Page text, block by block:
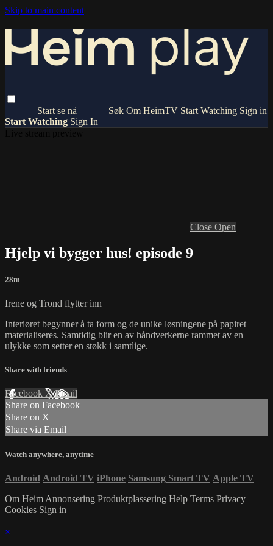
Skip to main content
Om HeimTV Start Watching Sign in
Start Watching Sign In
Close Open
Hjelp vi bygger hus! episode 9
28m
Irene og Trond flytter inn
Interiøret begynner å ta form og de unike løsningene på papiret
materialiseres. Samtidig blir en av håndverkerne rammet av en
ulykke som setter en støkk i samtlige.
Share with friends
Facebook XEmail
Share on Facebook
Share on X
Share via Email
Watch anywhere, anytime
Android Android TV iPhone Samsung Smart TV Apple TV
Om Heim Annonsering Produktplassering Help Terms Privacy
Cookies Sign in
×